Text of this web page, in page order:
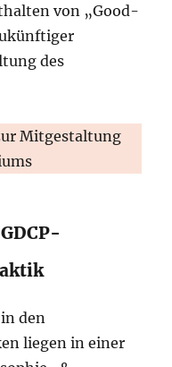
von „Good-
des
Mitgestaltung
den
liegen in einer